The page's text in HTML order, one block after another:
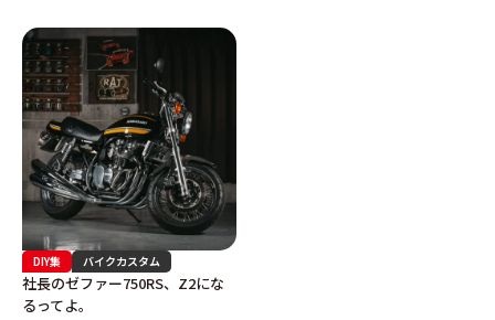
DIY集 バイクカスタム
社長のゼファー750RS、Z2にな
るってよ。